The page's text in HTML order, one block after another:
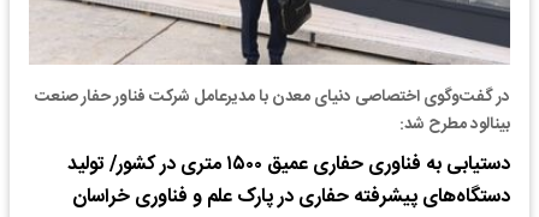
در گفت‌وگوی اختصاصی دنیای معدن با مدیرعامل شرکت فناور حفار صنعت
بینالود مطرح شد:
دستیابی به فناوری حفاری عمیق ۱۵۰۰ متری در کشور/ تولید
دستگاه‌های پیشرفته حفاری در پارک علم و فناوری خراسان